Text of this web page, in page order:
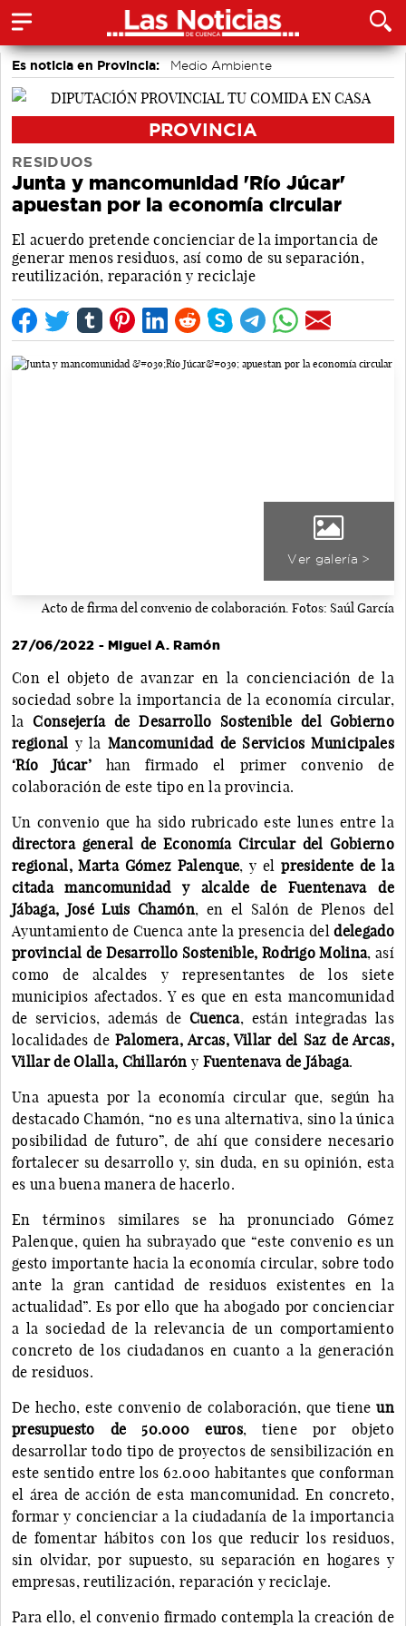
Es noticia en Provincia:
Medio Ambiente
accidentes laborales
PROVINCIA
RESIDUOS
Junta y mancomunidad 'Río Júcar'
apuestan por la economía circular
El acuerdo pretende concienciar de la importancia de
generar menos residuos, así como de su separación,
reutilización, reparación y reciclaje
Ver galería >
Acto de firma del convenio de colaboración. Fotos: Saúl García
27/06/2022 - Miguel A. Ramón
Con el objeto de avanzar en la concienciación de la
sociedad sobre la importancia de la economía circular,
laConsejería de Desarrollo Sostenible del Gobierno
regional y la Mancomunidad de Servicios Municipales
‘Río Júcar’ han firmado el primer convenio de
colaboración de este tipo en la provincia.
Un convenio que ha sido rubricado este lunes entre la
directora general de Economía Circular del Gobierno
regional, Marta Gómez Palenque, y elpresidente de la
citada mancomunidad y alcalde de Fuentenava de
Jábaga, José Luis Chamón, en el Salón de Plenos del
Ayuntamiento de Cuenca ante la presencia deldelegado
provincial de Desarrollo Sostenible, Rodrigo Molina, así
como de alcaldes y representantes de los siete
municipios afectados. Y es que en esta mancomunidad
de servicios, además de Cuenca, están integradas las
localidades de Palomera, Arcas, Villar del Saz de Arcas,
Villar de Olalla, Chillarón y Fuentenava de Jábaga.
Una apuesta por la economía circular que, según ha
destacado Chamón, “no es una alternativa, sino la única
posibilidad de futuro”, de ahí que considere necesario
fortalecer su desarrollo y, sin duda, en su opinión, esta
es una buena manera de hacerlo.
En términos similares se ha pronunciado Gómez
Palenque, quien ha subrayado que “este convenio es un
gesto importante hacia la economía circular, sobre todo
ante la gran cantidad de residuos existentes en la
actualidad”. Es por ello que ha abogado por concienciar
a la sociedad de la relevancia de un comportamiento
concreto de los ciudadanos en cuanto a la generación
de residuos.
De hecho, este convenio de colaboración, que tieneun
presupuesto de 50.000 euros, tiene por objeto
desarrollar todo tipo de proyectos de sensibilización en
este sentido entre los 62.000 habitantes que conforman
el área de acción de esta mancomunidad. En concreto,
formar y concienciar a la ciudadanía de la importancia
de fomentar hábitos con los que reducir los residuos,
sin olvidar, por supuesto, su separación en hogares y
empresas, reutilización, reparación y reciclaje.
Para ello, el convenio firmado contempla la creación de